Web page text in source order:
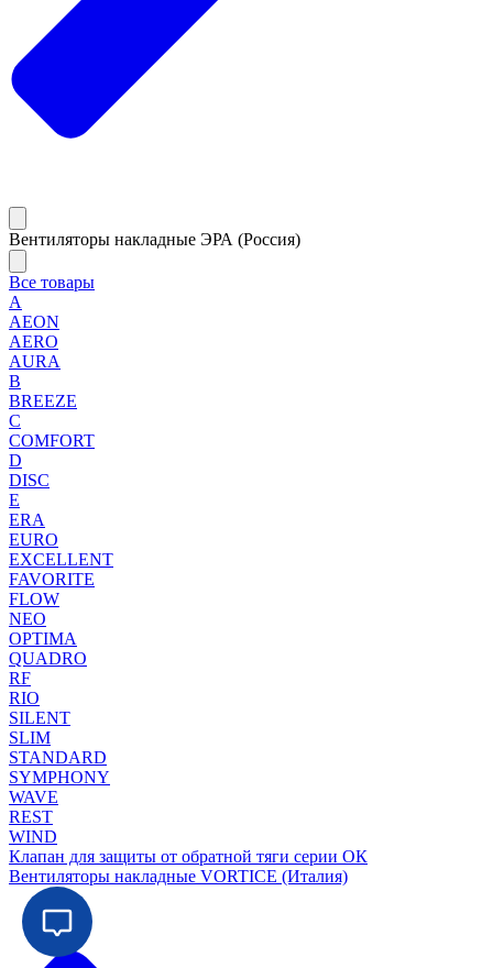
Вентиляторы накладные ЭРА (Россия)
Все товары
A
AEON
AERO
AURA
B
BREEZE
C
COMFORT
D
DISC
E
ERA
EURO
EXCELLENT
FAVORITE
FLOW
NEO
OPTIMA
QUADRO
RF
RIO
SILENT
SLIM
STANDARD
SYMPHONY
WAVE
REST
WIND
Клапан для защиты от обратной тяги серии ОК
Вентиляторы накладные VORTICE (Италия)